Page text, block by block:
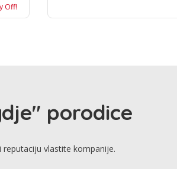
Off!
porodice
vlastite kompanije.